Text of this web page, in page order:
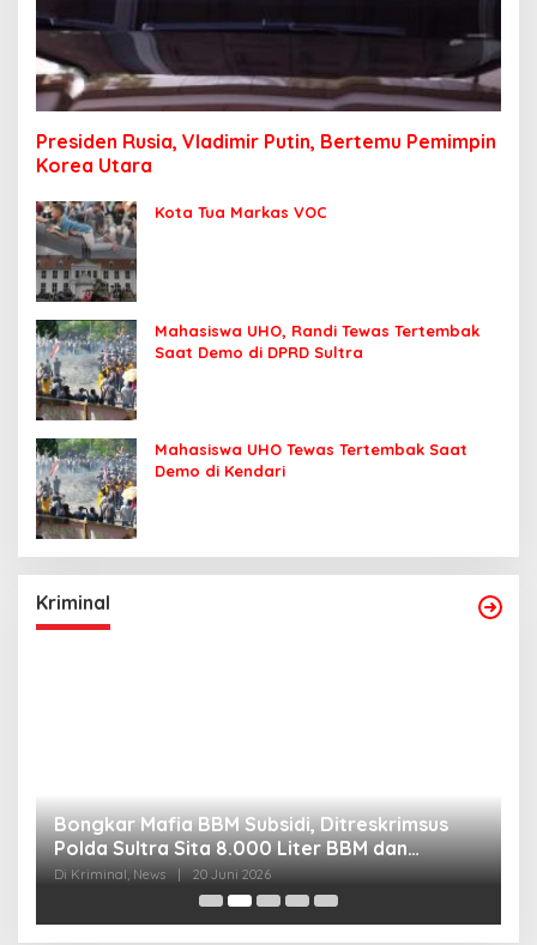
Presiden Rusia, Vladimir Putin, Bertemu Pemimpin
Korea Utara
Kota Tua Markas VOC
Mahasiswa UHO, Randi Tewas Tertembak
Saat Demo di DPRD Sultra
Mahasiswa UHO Tewas Tertembak Saat
Demo di Kendari
Kriminal
Bongkar Mafia BBM Subsidi, Ditreskrimsus
Polda Sultra Sita 8.000 Liter BBM dan
Ringkus 3 Tersangka
Di Kriminal, News | 20 Juni 2026